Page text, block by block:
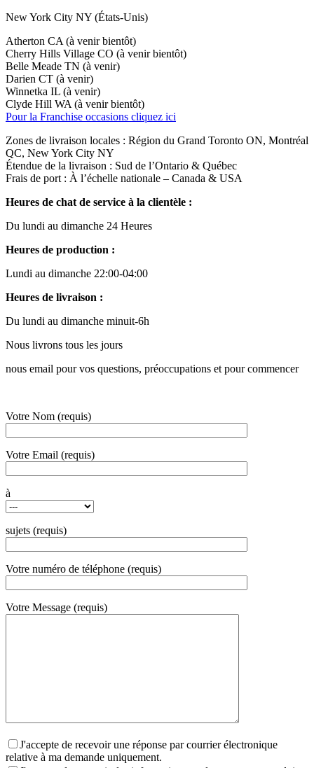
New York City NY (États-Unis)
Atherton CA (à venir bientôt)
Cherry Hills Village CO (à venir bientôt)
Belle Meade TN (à venir)
Darien CT (à venir)
Winnetka IL (à venir)
Clyde Hill WA (à venir bientôt)
Pour la Franchise occasions cliquez ici
Zones de livraison locales : Région du Grand Toronto ON, Montréal
QC, New York City NY
Étendue de la livraison : Sud de l’Ontario & Québec
Frais de port : À l’échelle nationale – Canada & USA
Heures de chat de service à la clientèle :
Du lundi au dimanche 24 Heures
Heures de production :
Lundi au dimanche 22:00-04:00
Heures de livraison :
Du lundi au dimanche minuit-6h
Nous livrons tous les jours
nous email pour vos questions, préoccupations et pour commencer
Votre Nom (requis)
Votre Email (requis)
à
sujets (requis)
Votre numéro de téléphone (requis)
Votre Message (requis)
J'accepte de recevoir une réponse par courrier électronique
relative à ma demande uniquement.